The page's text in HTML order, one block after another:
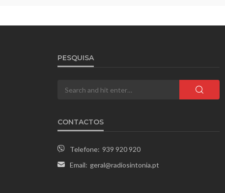
PESQUISA
CONTACTOS
Telefone: 939 920 920
Email: geral@radiosintonia.pt